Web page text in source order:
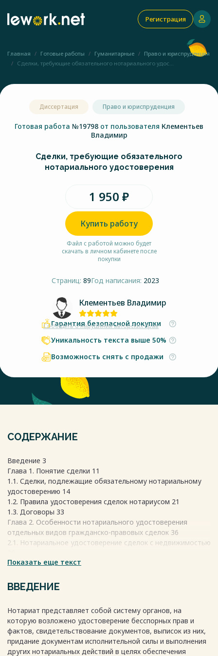
Регистрация
Главная Готовые работы Гуманитарные
Право и юриспруденция
Сделки, требующие обязательного нотариального удос...
Диссертация Право и юриспруденция
Готовая работа №19798 от пользователя Клементьев
Владимир
Сделки, требующие обязательного
нотариального удостоверения
1 950 ₽
Купить работу
Файл с работой можно будет
скачать в личном кабинете после
покупки
Страниц: 89Год написания: 2023
Клементьев Владимир
Сообщить о нарушении авторских прав
Гарантия безопасной покупки
Уникальность текста выше 50%
Возможность снять с продажи
СОДЕРЖАНИЕ
Введение 3
Глава 1. Понятие сделки 11
1.1. Сделки, подлежащие обязательному нотариальному
удостоверению 14
1.2. Правила удостоверения сделок нотариусом 21
1.3. Договоры 33
Глава 2. Особенности нотариального удостоверения
отдельных видов гражданско-правовых сделок 36
2.1. Нотариальное удостоверение сделок с недвижимостью
2.2. Нотариальное удостоверение завещаний 42
2.4. Нотариальное удостоверение доверенностей 52
Заключение 65
Весь текст будет доступенпосле покупки
Показать еще текст
ВВЕДЕНИЕ
Нотариат представляет собой систему органов, на
которую возложено удостоверение бесспорных прав и
фактов, свидетельствование документов, выписок из них,
придание документам исполнительной силы и выполнения
других нотариальных действий в целях обеспечения